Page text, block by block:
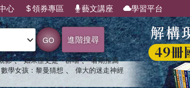
心 領券專區 藝文講座 學習平台
GO 進階搜尋
節 、 如果歷史是一群喵 、 暑期推薦
數學女孩：黎曼猜想 、 偉大的迷走神經